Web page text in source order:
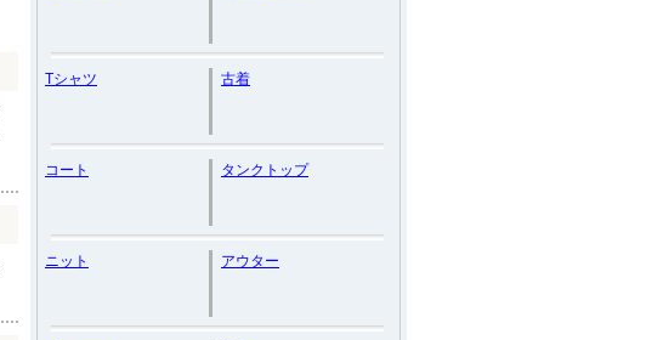
Tシャツ 古着
コート タンクトップ
ニット アウター